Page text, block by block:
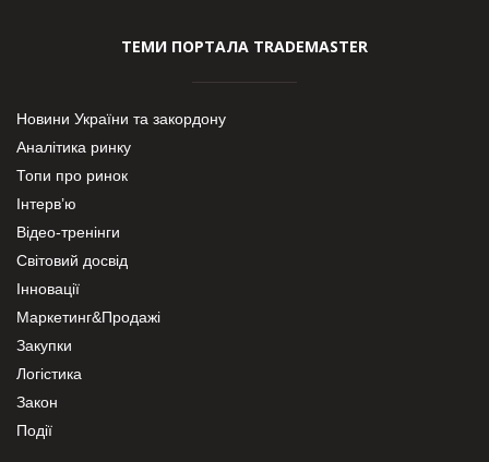
ТЕМИ ПОРТАЛА TRADEMASTER
Новини України та закордону
Аналітика ринку
Топи про ринок
Інтерв’ю
Відео-тренінги
Світовий досвід
Інновації
Маркетинг&Продажі
Закупки
Логістика
Закон
Події